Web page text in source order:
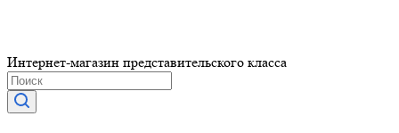
Интернет-магазин представительского класса